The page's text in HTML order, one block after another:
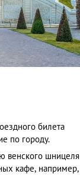
билета
по городу.
венского шницеля
кафе, например,